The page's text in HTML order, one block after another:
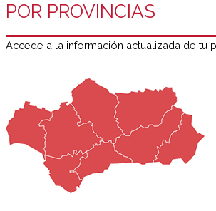
POR PROVINCIAS
Accede a la información actualizada de tu